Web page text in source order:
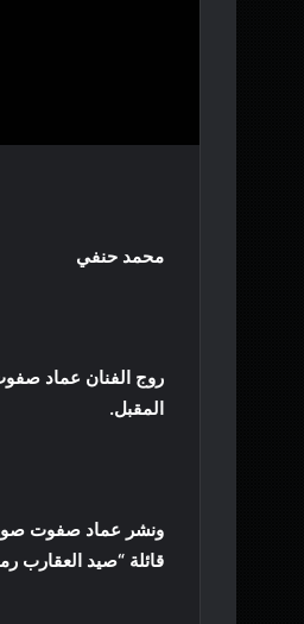
محمد حنفي
روج الفنان عماد
المقبل.
ونشر عماد صفوت
قائلة “صيد العقارب رمضان 2024 دور